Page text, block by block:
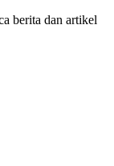
berita dan artikel